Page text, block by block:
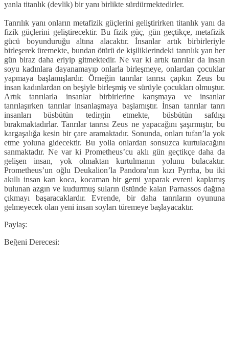
yanla titanlık (devlik) bir yanı birlikte sürdürmektedirler.
Tanrılık yanı onların metafizik güçlerini geliştirirken titanlık yanı da
fizik güçlerini geliştirecektir. Bu fizik güç, gün geçtikçe, metafizik
gücü boyunduruğu altına alacaktır. İnsanlar artık birbirleriyle
birleşerek üremekte, bundan ötürü de kişiliklerindeki tanrılık yan her
gün biraz daha eriyip gitmektedir. Ne var ki artık tanrılar da insan
soyu kadınlara dayanamayıp onlarla birleşmeye, onlardan çocuklar
yapmaya başlamışlardır. Örneğin tanrılar tanrısı çapkın Zeus bu
insan kadınlardan on beşiyle birleşmiş ve sürüyle çocukları olmuştur.
Artık tanrılarla insanlar birbirlerine karışmaya ve insanlar
tanrılaşırken tanrılar insanlaşmaya başlamıştır. İnsan tanrılar tanrı
insanları büsbütün tedirgin etmekte, büsbütün safdışı
bırakmaktadırlar. Tanrılar tanrısı Zeus ne yapacağını şaşırmıştır, bu
kargaşalığa kesin bir çare aramaktadır. Sonunda, onları tufan’la yok
etme yoluna gidecektir. Bu yolla onlardan sonsuzca kurtulacağını
sanmaktadır. Ne var ki Prometheus’cu aklı gün geçtikçe daha da
gelişen insan, yok olmaktan kurtulmanın yolunu bulacaktır.
Prometheus’un oğlu Deukalion’la Pandora’nın kızı Pyrrha, bu iki
akıllı insan karı koca, kocaman bir gemi yaparak evreni kaplamış
bulunan azgın ve kudurmuş suların üstünde kalan Parnassos dağına
çıkmayı başaracaklardır. Evrende, bir daha tanrıların oyununa
gelmeyecek olan yeni insan soyları türemeye başlayacaktır.
Paylaş:
Beğeni Derecesi: